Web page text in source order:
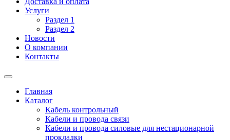
Услуги
Раздел 1
Раздел 2
Новости
О компании
Контакты
Главная
Каталог
Кабель контрольный
Кабели и провода связи
Кабели и провода силовые для нестационарной
прокладки